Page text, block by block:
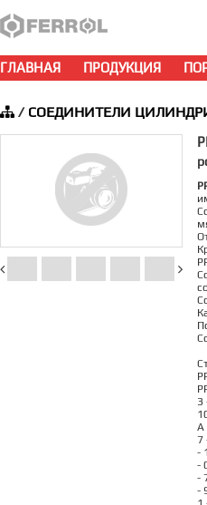
ГЛАВНАЯ ПРОДУКЦИЯ
/ СОЕДИНИТЕЛИ
3
А
7
-
-
-
-